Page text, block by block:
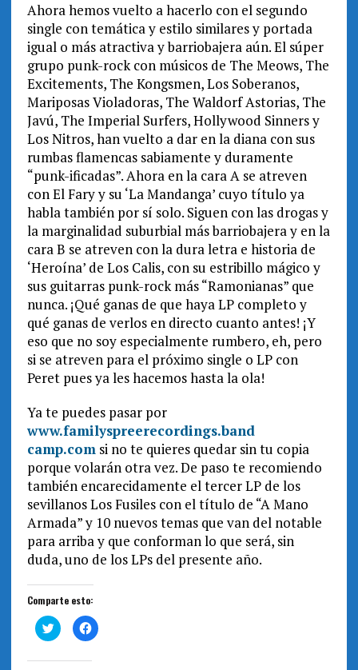
Ahora hemos vuelto a hacerlo con el segundo
single con temática y estilo similares y portada
igual o más atractiva y barriobajera aún. El súper
grupo punk-rock con músicos de The Meows, The
Excitements, The Kongsmen, Los Soberanos,
Mariposas Violadoras, The Waldorf Astorias, The
Javú, The Imperial Surfers, Hollywood Sinners y
Los Nitros, han vuelto a dar en la diana con sus
rumbas flamencas sabiamente y duramente
“punk-ificadas”. Ahora en la cara A se atreven
con El Fary y su ‘La Mandanga’ cuyo título ya
habla también por sí solo. Siguen con las drogas y
la marginalidad suburbial más barriobajera y en la
cara B se atreven con la dura letra e historia de
‘Heroína’ de Los Calis, con su estribillo mágico y
sus guitarras punk-rock más “Ramonianas” que
nunca. ¡Qué ganas de que haya LP completo y
qué ganas de verlos en directo cuanto antes! ¡Y
eso que no soy especialmente rumbero, eh, pero
si se atreven para el próximo single o LP con
Peret pues ya les hacemos hasta la ola!
Ya te puedes pasar por
www.familyspreerecordings.band
camp.comsi no te quieres quedar sin tu copia
porque volarán otra vez. De paso te recomiendo
también encarecidamente el tercer LP de los
sevillanos Los Fusiles con el título de “A Mano
Armada” y 10 nuevos temas que van del notable
para arriba y que conforman lo que será, sin
duda, uno de los LPs del presente año.
Comparte esto:
H
a
l
H
a